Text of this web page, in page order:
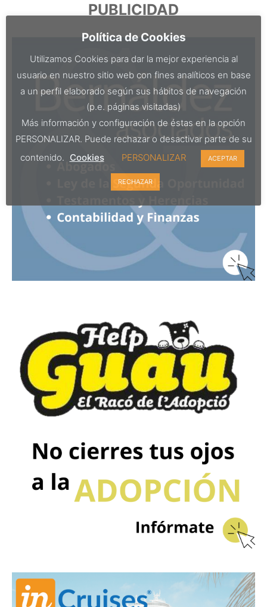
PUBLICIDAD
Política de Cookies
Utilizamos Cookies para dar la mejor experiencia al
usuario en nuestro sitio web con fines analíticos en base
a un perfil elaborado según sus hábitos de navegación
(p.e. páginas visitadas)
Más información y configuración de éstas en la opción
PERSONALIZAR. Puede rechazar o desactivar parte de su
contenido. Cookies PERSONALIZAR ACEPTAR
RECHAZAR